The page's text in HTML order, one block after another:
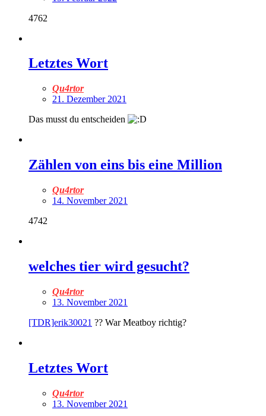
4762
Letztes Wort
Qu4rtor
21. Dezember 2021
Das musst du entscheiden
Zählen von eins bis eine Million
Qu4rtor
14. November 2021
4742
welches tier wird gesucht?
Qu4rtor
13. November 2021
[TDR]erik30021 ?? War Meatboy richtig?
Letztes Wort
Qu4rtor
13. November 2021